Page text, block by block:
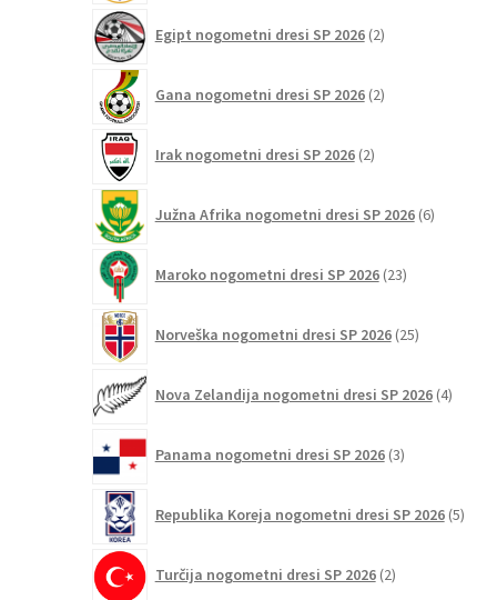
Egipt nogometni dresi SP 2026 2izdelka
Gana nogometni dresi SP 2026 2izdelka
Irak nogometni dresi SP 2026 2izdelka
Južna Afrika nogometni dresi SP 2026 6izdelkov
Maroko nogometni dresi SP 2026 23izdelkov
Norveška nogometni dresi SP 2026 25izdelkov
Nova Zelandija nogometni dresi SP 2026 4izdelki
Panama nogometni dresi SP 2026 3izdelki
Republika Koreja nogometni dresi SP 2026 5
Turčija nogometni dresi SP 2026 2izdelka